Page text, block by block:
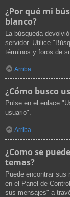
¿Por qué mi
blanco?
La búsqueda
servidor. Utilice
términos y foros de
Arriba
¿Cómo busco
Pulse en el enlace
usuario".
Arriba
¿Como se
temas?
Puede encontrar sus
en el Panel de
sus mensajes" a